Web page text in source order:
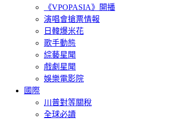
《VPOPASIA》開播
演唱會搶票情報
日韓爆米花
歌手動態
綜藝星聞
戲劇星聞
娛樂電影院
國際
川普對等關稅
全球必讀